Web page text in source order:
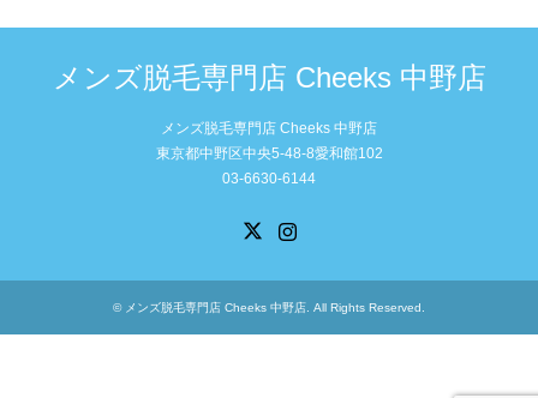
メンズ脱毛専門店 Cheeks 中野店
メンズ脱毛専門店 Cheeks 中野店
東京都中野区中央5-48-8愛和館102
03-6630-6144
© メンズ脱毛専門店 Cheeks 中野店 . All Rights Reserved.